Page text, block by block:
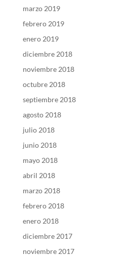
marzo 2019
febrero 2019
enero 2019
diciembre 2018
noviembre 2018
octubre 2018
septiembre 2018
agosto 2018
julio 2018
junio 2018
mayo 2018
abril 2018
marzo 2018
febrero 2018
enero 2018
diciembre 2017
noviembre 2017